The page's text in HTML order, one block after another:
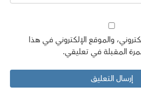
والموقع الإلكتروني في هذا
المقبلة في تعليقي.